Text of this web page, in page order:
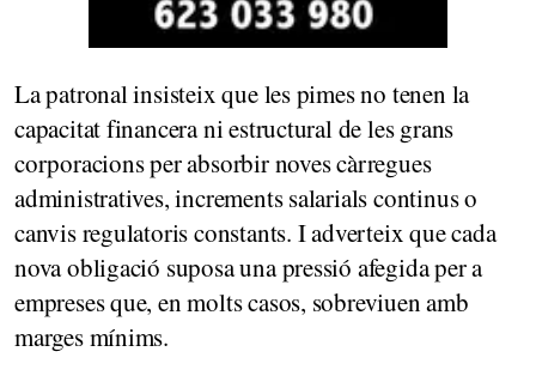
La patronal insisteix que les pimes no tenen la
capacitat financera ni estructural de les grans
corporacions per absorbir noves càrregues
administratives, increments salarials continus o
canvis regulatoris constants. I adverteix que cada
nova obligació suposa una pressió afegida per a
empreses que, en molts casos, sobreviuen amb
marges mínims.